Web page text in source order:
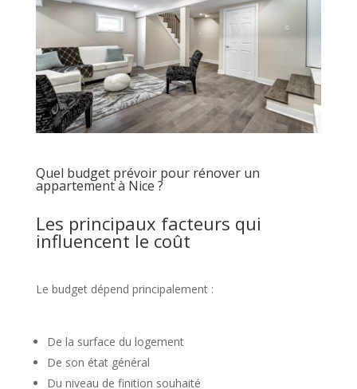
Quel budget prévoir pour rénover un
appartement à Nice ?
Les principaux facteurs qui
influencent le coût
Le budget dépend principalement :
De la surface du logement
De son état général
Du niveau de finition souhaité